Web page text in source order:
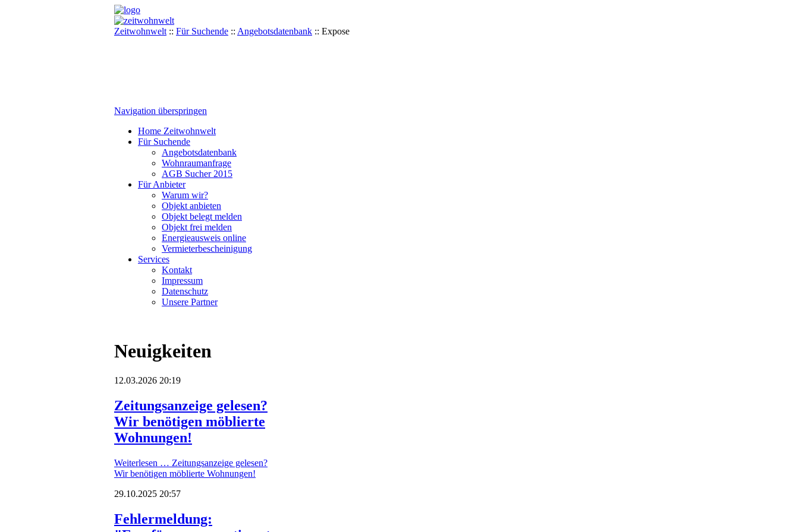
Zeitwohnwelt :: Für Suchende :: Angebotsdatenbank :: Expose
Navigation überspringen
Home Zeitwohnwelt
Für Suchende
Angebotsdatenbank
Wohnraumanfrage
AGB Sucher 2015
Für Anbieter
Warum wir?
Objekt anbieten
Objekt belegt melden
Objekt frei melden
Energieausweis online
Vermieterbescheinigung
Services
Kontakt
Impressum
Datenschutz
Unsere Partner
Neuigkeiten
12.03.2026 20:19
Zeitungsanzeige gelesen?
Wir benötigen möblierte
Wohnungen!
Weiterlesen … Zeitungsanzeige gelesen?
Wir benötigen möblierte Wohnungen!
29.10.2025 20:57
Fehlermeldung: